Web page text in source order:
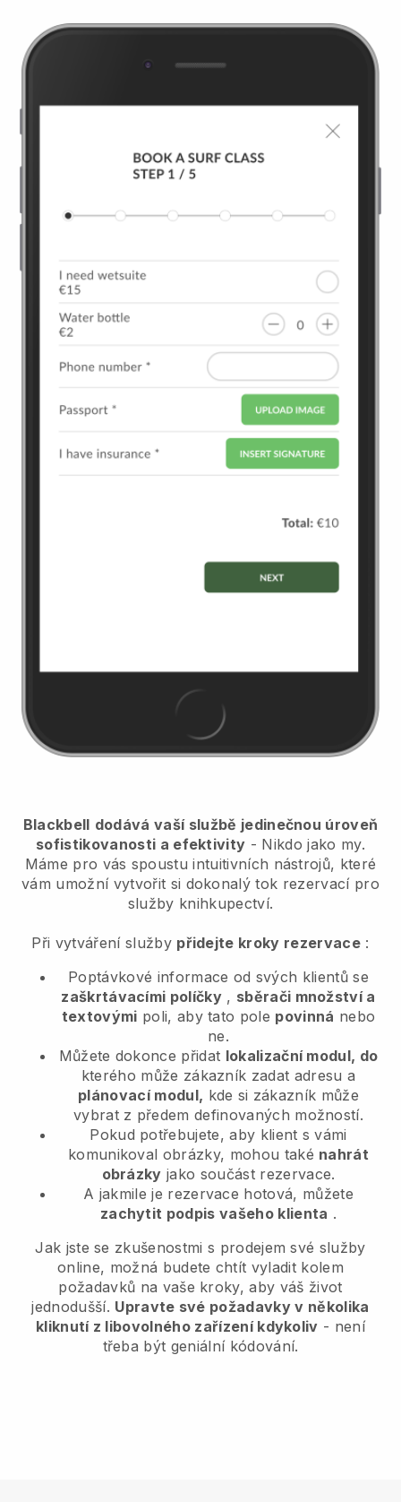
Blackbell dodává vaší službě jedinečnou úroveň
sofistikovanosti a efektivity - Nikdo jako my.
Máme pro vás spoustu intuitivních nástrojů, které
vám umožní vytvořit si dokonalý tok rezervací pro
služby knihkupectví.
Při vytváření služby přidejte kroky rezervace:
Poptávkové informace od svých klientů se
zaškrtávacími políčky , sběrači množství a
textovými poli, aby tato pole povinná nebo
ne.
Můžete dokonce přidat lokalizační modul, do
kterého může zákazník zadat adresu a
plánovací modul, kde si zákazník může
vybrat z předem definovaných možností.
Pokud potřebujete, aby klient s vámi
komunikoval obrázky, mohou také nahrát
obrázky jako součást rezervace.
A jakmile je rezervace hotová, můžete
zachytit podpis vašeho klienta .
Jak jste se zkušenostmi s prodejem své služby
online, možná budete chtít vyladit kolem
požadavků na vaše kroky, aby váš život
jednodušší. Upravte své požadavky v několika
kliknutí z libovolného zařízení kdykoliv - není
třeba být geniální kódování.